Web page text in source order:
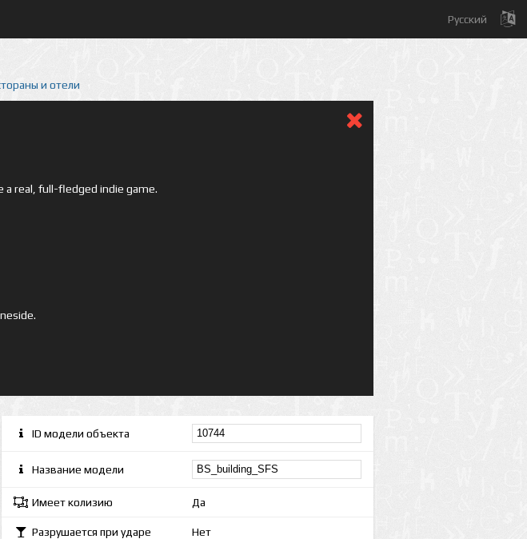
Русский
и отели
a real, full-fledged indie game.
ID модели объекта
Название модели
Имеет колизию Да
Разрушается при ударе Нет